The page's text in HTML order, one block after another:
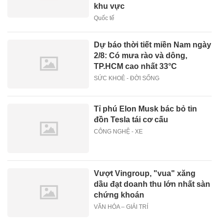
khu vực
Quốc tế
Dự báo thời tiết miền Nam ngày
2/8: Có mưa rào và dông,
TP.HCM cao nhất 33°C
SỨC KHOẺ - ĐỜI SỐNG
Tỉ phú Elon Musk bác bỏ tin
đồn Tesla tái cơ cấu
CÔNG NGHỆ - XE
Vượt Vingroup, "vua" xăng
dầu đạt doanh thu lớn nhất sàn
chứng khoán
VĂN HÓA – GIẢI TRÍ